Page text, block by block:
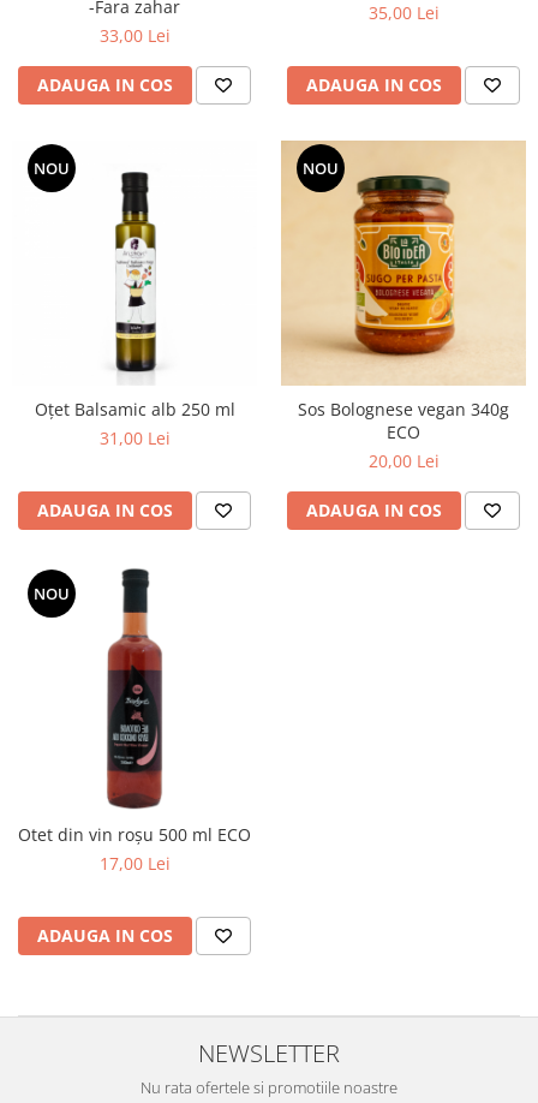
-Fara zahar
33,00 Lei
ADAUGA IN COS
35,00 Lei
ADAUGA IN COS
NOU
Oțet Balsamic alb 250 ml
31,00 Lei
ADAUGA IN COS
NOU
Sos Bolognese vegan 340g
ECO
20,00 Lei
ADAUGA IN COS
NOU
Otet din vin roșu 500 ml ECO
17,00 Lei
ADAUGA IN COS
NEWSLETTER
Nu rata ofertele si promotiile noastre